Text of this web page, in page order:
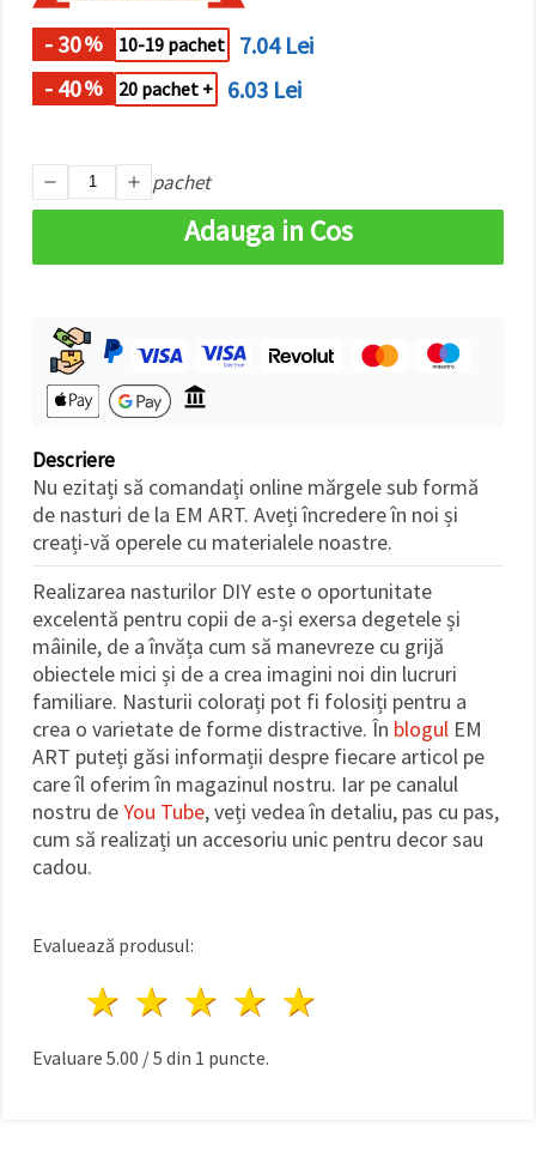
Setări
- 30% 10-19 pachet
7.04 Lei
- 40% 20 pachet + 6.03 Lei
pachet
Adauga in Cos
Descriere
Nu ezitați să comandați online mărgele sub formă
de nasturi de la EM ART. Aveți încredere în noi și
creați-vă operele cu materialele noastre.
Realizarea nasturilor DIY este o oportunitate
excelentă pentru copii de a-și exersa degetele și
mâinile, de a învăța cum să manevreze cu grijă
obiectele mici și de a crea imagini noi din lucruri
familiare. Nasturii colorați pot fi folosiți pentru a
crea o varietate de forme distractive. În blogul EM
ART puteți găsi informații despre fiecare articol pe
care îl oferim în magazinul nostru. Iar pe canalul
nostru deYou Tube, veți vedea în detaliu, pas cu pas,
cum să realizați un accesoriu unic pentru decor sau
cadou.
Evaluează produsul:
4 stele
3 stele
2 stele
1 stea
Evaluare 5.00 /5 din 1 puncte.